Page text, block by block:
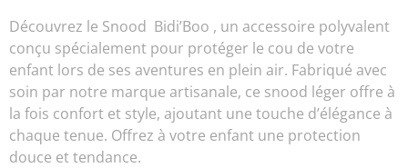
Découvrez le Snood Bidi’Boo , un accessoire polyvalent
conçu spécialement pour protéger le cou de votre
enfant lors de ses aventures en plein air. Fabriqué avec
soin par notre marque artisanale, ce snood léger offre à
la fois confort et style, ajoutant une touche d’élégance à
chaque tenue. Offrez à votre enfant une protection
douce et tendance.